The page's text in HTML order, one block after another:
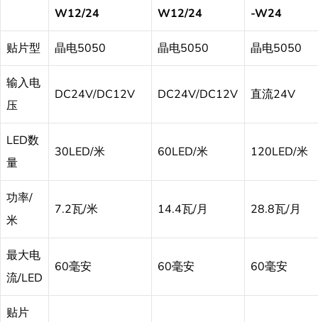
W12/24
W12/24
-W24
贴片型 晶电5050 晶电5050 晶电5050
输入电
压
DC24V/DC12V DC24V/DC12V 直流24V
LED数
量
30LED/米 60LED/米 120LED/米
功率/
米
7.2瓦/米 14.4瓦/月 28.8瓦/月
最大电
流/LED
60毫安 60毫安 60毫安
贴片